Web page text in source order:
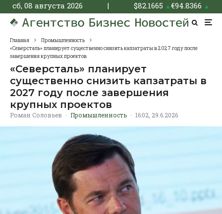
сб, 08 августа 2026 | $82.1665 ▲€94.8366 ▲
Главная
Промышленность
«Северсталь» планирует существенно снизить капзатраты в 2027 году после
завершения крупных проектов
«Северсталь» планирует
существенно снизить капзатраты в
2027 году после завершения
крупных проектов
Роман Соловьев · Промышленность · 16:02, 29.6.2026